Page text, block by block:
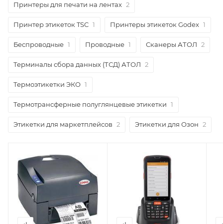
Принтеры для печати на лентах 2
Принтер этикеток TSC 1 Принтеры этикеток Godex 1
Беспроводные 1 Проводные 1 Сканеры АТОЛ 2
Терминалы сбора данных (ТСД) АТОЛ 2
Термоэтикетки ЭКО 1
Термотрансферные полуглянцевые этикетки 1
Этикетки для маркетплейсов 2 Этикетки для Озон 2